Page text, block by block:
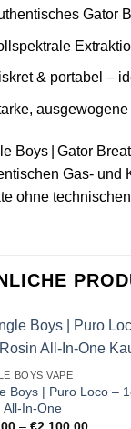
Gator
& portabel –
Boys | Gator
Gas‑ und
ohne
BOYS VAPE
Boys | Puro Loco –
All-In-One